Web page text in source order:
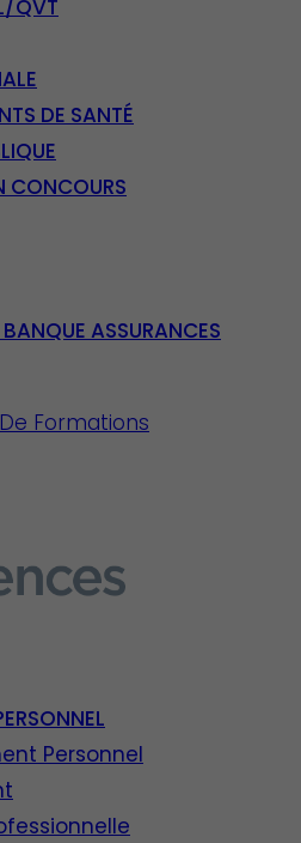
QVT
DE SANTÉ
CONCOURS
ASSURANCES
Formations
Personnel